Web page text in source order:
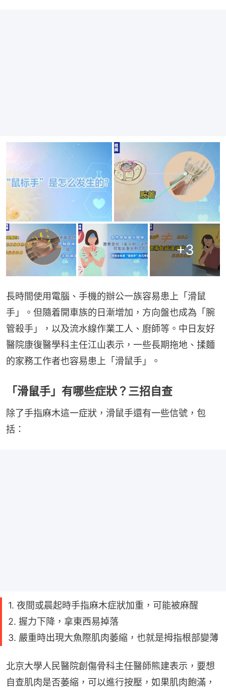
+3
長時間使用電腦、手機的辦公一族容易患上「滑鼠
手」。但隨着開車族的日漸增加，方向盤也成為「腕
管殺手」，以及流水線作業工人、廚師等。中日友好
醫院康復醫學科主任江山表示，一些長期拖地、揉麵
的家務工作者也容易患上「滑鼠手」。
「滑鼠手」有哪些症狀？三招自查
除了手指麻木這一症狀，滑鼠手還有一些信號，包
括：
1. 夜間或晨起時手指麻木症狀加重，可能被麻醒
2. 握力下降，拿東西易掉落
3. 嚴重時出現大魚際肌肉萎縮，也就是拇指根部變薄
北京大學人民醫院創傷骨科主任醫師熊建表示，要想
自查肌肉是否萎縮，可以進行按壓，如果肌肉飽滿，